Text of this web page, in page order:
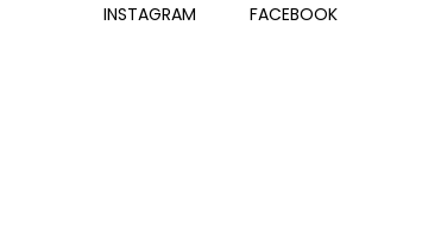
FACEBOOK
INSTAGRAM